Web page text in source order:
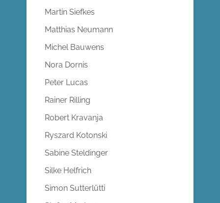
Martin Siefkes
Matthias Neumann
Michel Bauwens
Nora Dornis
Peter Lucas
Rainer Rilling
Robert Kravanja
Ryszard Kotonski
Sabine Steldinger
Silke Helfrich
Simon Sutterlütti